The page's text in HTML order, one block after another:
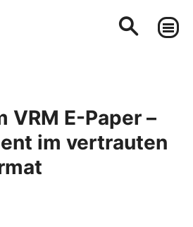
VRM E-Paper –
im vertrauten